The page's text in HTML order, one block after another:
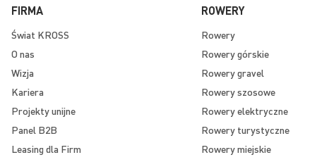
FIRMA
Świat KROSS
O nas
Wizja
Kariera
Projekty unijne
Panel B2B
Leasing dla Firm
ROWERY
Rowery
Rowery górskie
Rowery gravel
Rowery szosowe
Rowery elektryczne
Rowery turystyczne
Rowery miejskie